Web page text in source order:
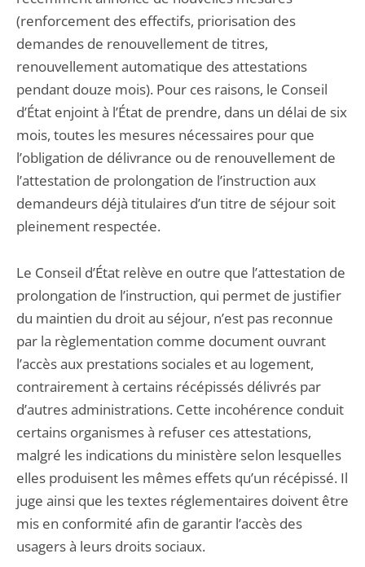
(renforcement des effectifs, priorisation des
demandes de renouvellement de titres,
renouvellement automatique des attestations
pendant douze mois). Pour ces raisons, le Conseil
d’État enjoint à l’État de prendre, dans un délai de six
mois, toutes les mesures nécessaires pour que
l’obligation de délivrance ou de renouvellement de
l’attestation de prolongation de l’instruction aux
demandeurs déjà titulaires d’un titre de séjour soit
pleinement respectée.
Le Conseil d’État relève en outre que l’attestation de
prolongation de l’instruction, qui permet de justifier
du maintien du droit au séjour, n’est pas reconnue
par la règlementation comme document ouvrant
l’accès aux prestations sociales et au logement,
contrairement à certains récépissés délivrés par
d’autres administrations. Cette incohérence conduit
certains organismes à refuser ces attestations,
malgré les indications du ministère selon lesquelles
elles produisent les mêmes effets qu’un récépissé. Il
juge ainsi que les textes réglementaires doivent être
mis en conformité afin de garantir l’accès des
usagers à leurs droits sociaux.